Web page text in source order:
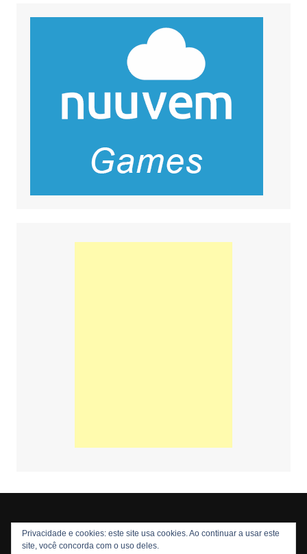
Copyright © 2026 Nós Nerds. Todos os direitos reservados
Privacidade e cookies: este site usa cookies. Ao continuar a usar este
site, você concorda com o uso deles.